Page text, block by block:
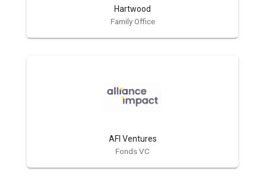
Hartwood
Family Office
AFI Ventures
Fonds VC